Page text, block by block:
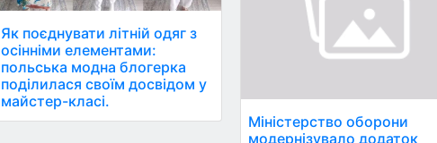
Як поєднувати літній одяг з
осінніми елементами:
польська модна блогерка
поділилася своїм досвідом у
майстер-класі.
Міністерство оборони
модернізувало додаток